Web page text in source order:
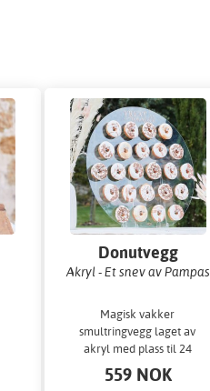
Donutvegg
Akryl - Et snev av Pampas
Magisk vakker
smultringvegg laget av
akryl med plass til 24
smultringer i normal
størrelse.
559 NOK